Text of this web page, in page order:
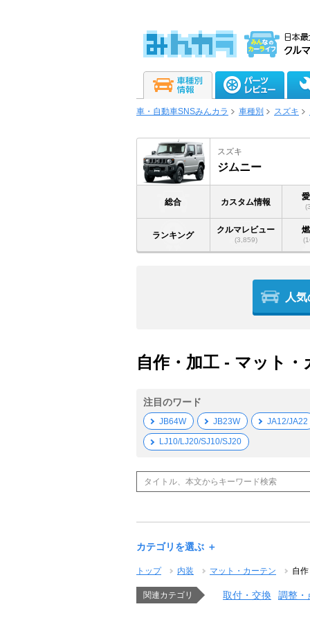
車・自動車SNSみんカラ 車種別 スズキ
スズキ
ジムニー
総合 カスタム情報
ランキング
クルマレビュー
(3,859)
人
自作・加工 - マット
注目のワード
JB64W JB23W JA12/JA22
LJ10/LJ20/SJ10/SJ20
カテゴリを選ぶ ＋
トップ 内装 マット・カーテン 自
関連カテゴリ 取付・交換 調整・